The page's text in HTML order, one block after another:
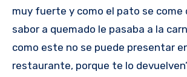
muy fuerte y como el pato se come
sabor a quemado le pasaba a la
como este no se puede presentar
restaurante, porque te lo